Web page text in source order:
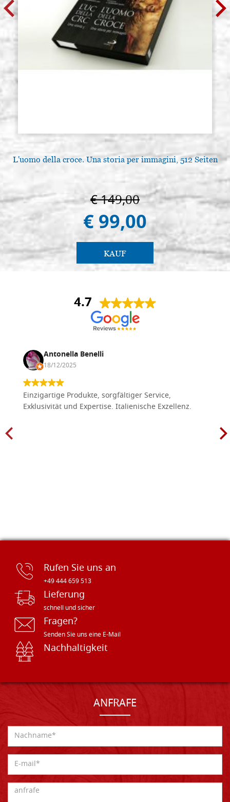
L'uomo della croce. Una storia per immagini, 512 Seiten
€ 149,00
€ 99,00
KAUF
4.7
Antonella Benelli
18/12/2025
Einzigartige Produkte, sorgfältiger Service,
Exklusivität und Expertise. Italienische Exzellenz.
Rufen Sie uns an
+49 444 659 513
Lieferung
schnell und sicher
Fragen?
Senden Sie uns eine E-Mail
Nachhaltigkeit
ANFRAFE